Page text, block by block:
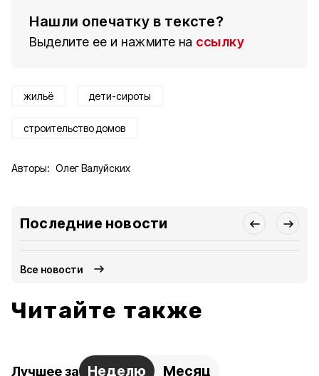
Нашли опечатку в тексте?
Выделите ее и нажмите на ссылку
жильё дети-сироты
строительство домов
Авторы: Олег Валуйских
Последние новости
Все новости
Читайте также
Лучшее за Неделю Месяц